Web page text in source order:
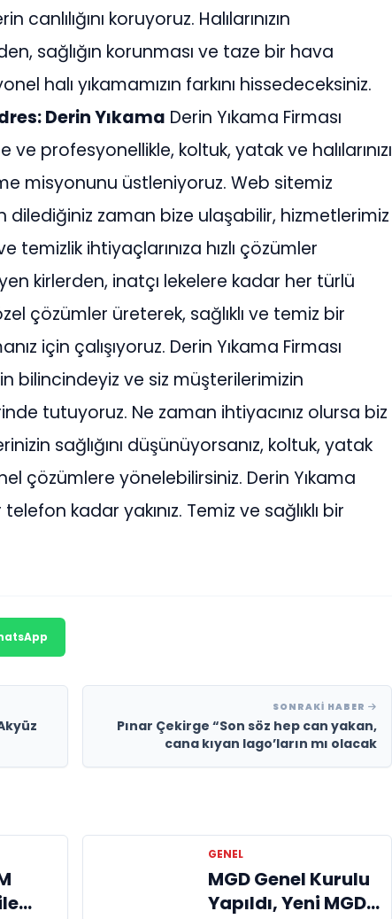
koruyoruz. Halılarınızın
sağlığın korunması ve taze bir hava
halı yıkamamızın farkını hissedeceksiniz.
Derin Yıkama Derin Yıkama Firması
profesyonellikle, koltuk, yatak ve halılarınızı
misyonunu üstleniyoruz. Web sitemiz
zaman bize ulaşabilir, hizmetlerimiz
temizlik ihtiyaçlarınıza hızlı çözümler
kirlerden, inatçı lekelere kadar her türlü
çözümler üreterek, sağlıklı ve temiz bir
için çalışıyoruz. Derin Yıkama Firması
bilincindeyiz ve siz müşterilerimizin
tutuyoruz. Ne zaman ihtiyacınız olursa biz
sağlığını düşünüyorsanız, koltuk, yatak
çözümlere yönelebilirsiniz. Derin Yıkama
kadar yakınız. Temiz ve sağlıklı bir
SONRAKI HABER
Pınar Çekirge “Son söz hep can yakan,
cana kıyan Iago’ların mı olacak
GENEL
MGD Genel Kurulu
Yapıldı, Yeni MGD